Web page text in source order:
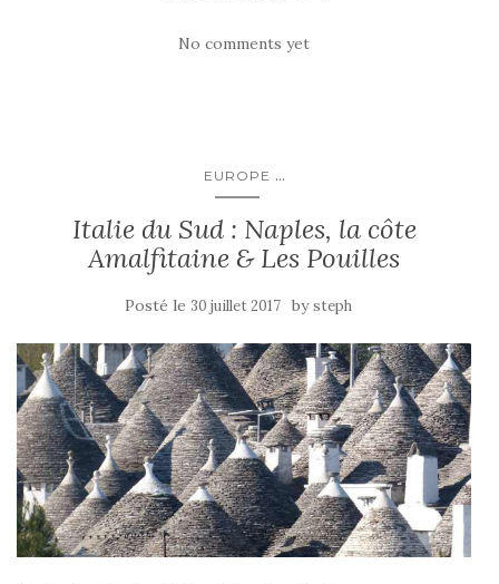
No comments yet
EUROPE ...
Italie du Sud : Naples, la côte
Amalfitaine & Les Pouilles
Posté le 30 juillet 2017 bysteph